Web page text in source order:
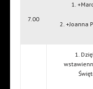
7.00
1.
2. +Joanna
1.